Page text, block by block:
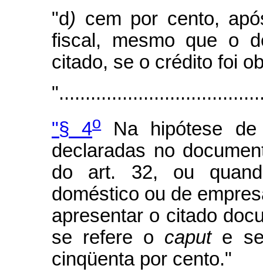
"d) cem por cento,
fiscal, mesmo que o
citado, se o crédito foi
"§ 4oNa hipótese de
declaradas no
do art. 32, ou
doméstico ou de
apresentar o citado
se refere o capute
cinqüenta por cento."